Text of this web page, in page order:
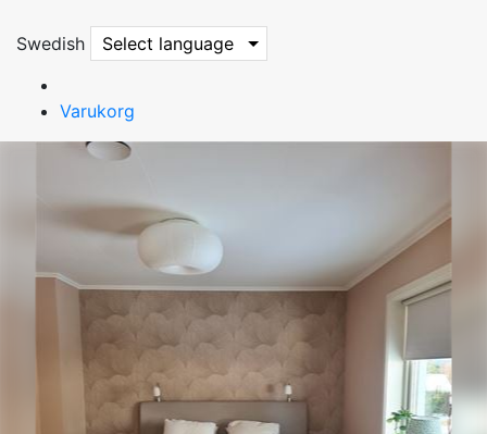
Swedish Select language
Varukorg